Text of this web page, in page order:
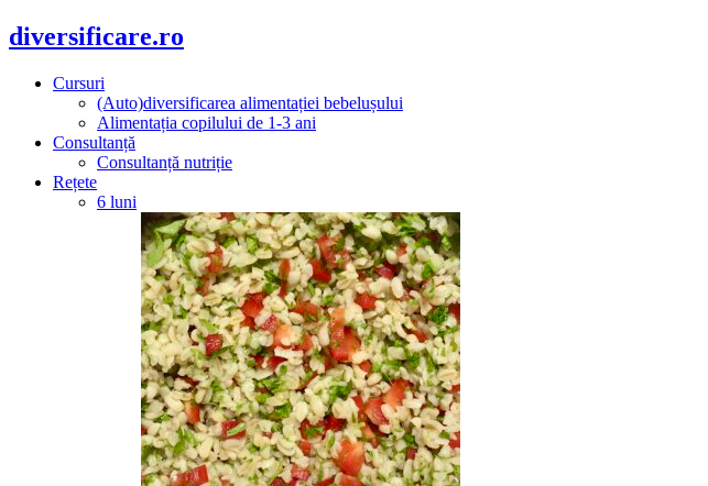
diversificare.ro
Cursuri
(Auto)diversificarea alimentației bebelușului
Alimentația copilului de 1-3 ani
Consultanță
Consultanță nutriție
Rețete
6 luni